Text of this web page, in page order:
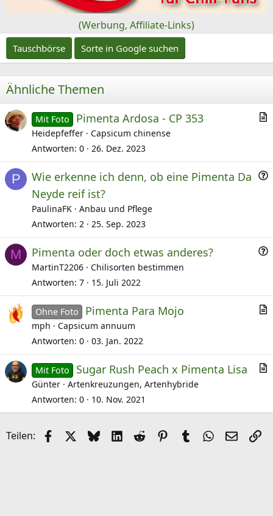
n
(Werbung, Affiliate-Links)
Tauschbörse Sorte in Google suchen
Ähnliche Themen
i
k
Mit Foto Pimenta Ardosa - CP 353
Heidepfeffer
Capsicum chinense
Antworten 0 26. Dez. 2023
P
F
e
Wie erkenne ich denn, ob eine Pimenta Da
Neyde reif ist?
PaulinaFK
Anbau und Pflege
Antworten 2 25. Sep. 2023
M
F
g
Pimenta oder doch etwas anderes?
MartinT2206
Chilisorten bestimmen
Antworten 7 15. Juli 2022
i
Ohne Foto Pimenta Para Mojo
mph
Capsicum annuum
Antworten 0 03. Jan. 2022
i
Mit Foto Sugar Rush Peach x Pimenta Lisa
Günter
Artenkreuzungen, Artenhybride
Antworten 0 10. Nov. 2021
Teilen: FacebookX (Twitter)
BlueskyLinkedIn
Reddit Pinterest
Tumblr WhatsApp
E-Mail